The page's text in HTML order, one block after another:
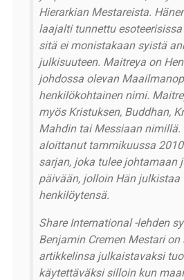
Hierarkian Mestareista.
laajalti tunnettu
sitä ei monistakaan syistä
julkisuuteen. Maitreya on
johdossa olevan
henkilökohtainen nimi.
myös Kristuksen, Buddhan,
Mahdin tai Messiaan nimillä.
aloittanut tammikuussa
sarjan, joka tulee johtamaan
päivään, jolloin Hän julkistaa
henkilöytensä.
Share International -lehden
Benjamin Cremen Mestari
artikkelinsa julkaistavaksi
käytettäväksi silloin kun